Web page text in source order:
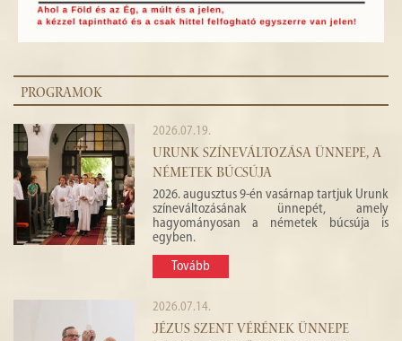
PROGRAMOK
2026.07.19.
URUNK SZÍNEVÁLTOZÁSA ÜNNEPE, A
NÉMETEK BÚCSÚJA
2026. augusztus 9-én vasárnap tartjuk Urunk
színeváltozásának ünnepét, amely
hagyományosan a németek búcsúja is
egyben.
Tovább
2026.07.14.
JÉZUS SZENT VÉRÉNEK ÜNNEPE